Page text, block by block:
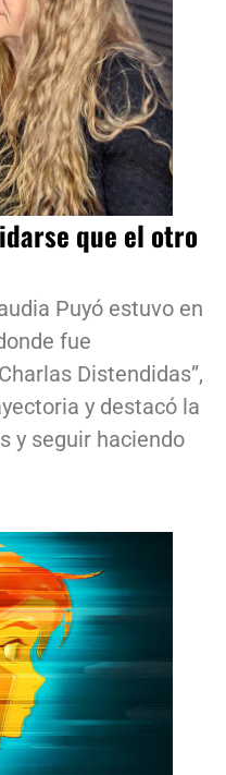
que el otro
Puyó estuvo en
fue
Distendidas”,
y destacó la
y seguir haciendo